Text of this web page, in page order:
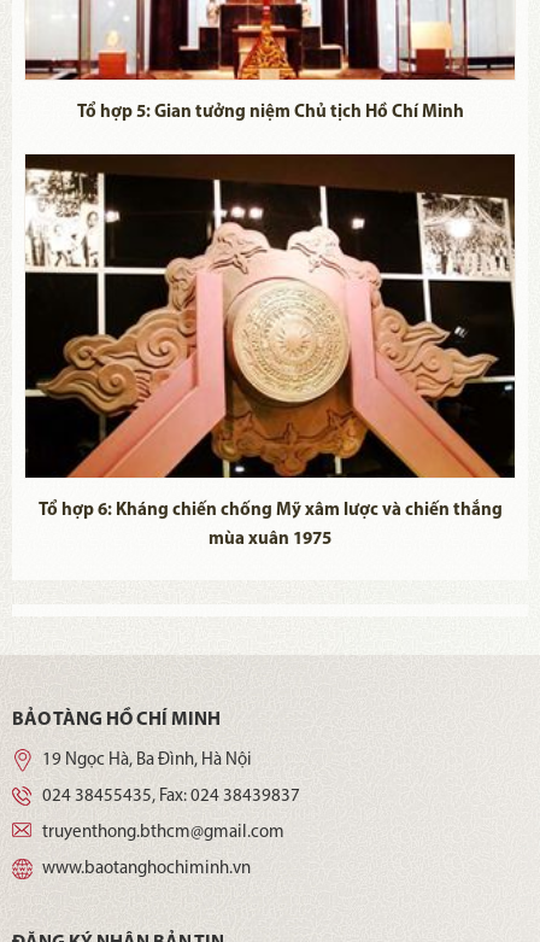
Tổ hợp 5: Gian tưởng niệm Chủ tịch Hồ Chí Minh
Tổ hợp 6: Kháng chiến chống Mỹ xâm lược và chiến thắng
mùa xuân 1975
BẢO TÀNG HỒ CHÍ MINH
19 Ngọc Hà, Ba Đình, Hà Nội
024 38455435, Fax: 024 38439837
truyenthong.bthcm@gmail.com
www.baotanghochiminh.vn